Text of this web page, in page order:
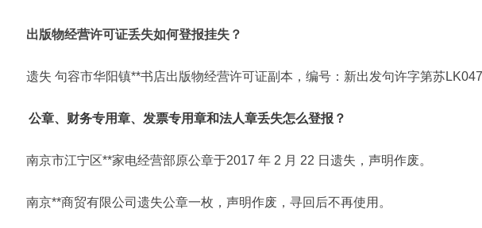
出版物经营许可证丢失如何登报挂失？
遗失 句容市华阳镇**书店出版物经营许可证副本，编号：新出发句许字第苏
公章、财务专用章、发票专用章和法人章丢失怎么登报？
南京市江宁区**家电经营部原公章于2017 年 2 月 22 日遗失，声明作废。
南京**商贸有限公司遗失公章一枚，声明作废，寻回后不再使用。